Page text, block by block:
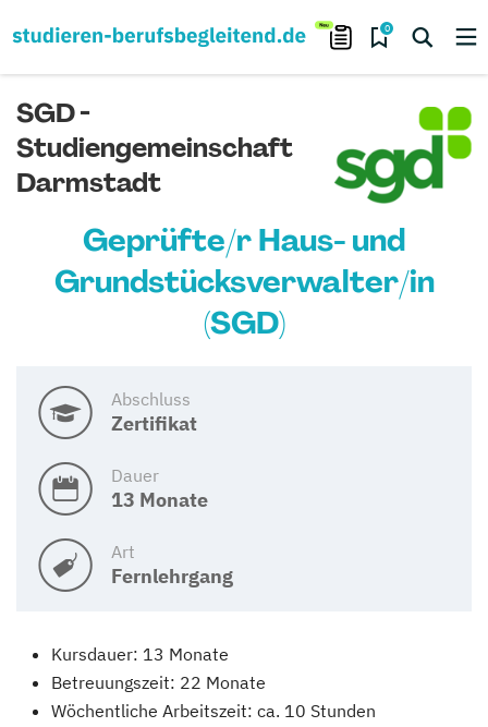
0
SGD -
Studiengemeinschaft
Darmstadt
Geprüfte/r Haus- und
Grundstücksverwalter/in
(SGD)
Abschluss
Zertifikat
Dauer
13 Monate
Art
Fernlehrgang
Kursdauer: 13 Monate
Betreuungszeit: 22 Monate
Wöchentliche Arbeitszeit: ca. 10 Stunden